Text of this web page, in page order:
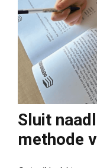
Sluit
methode